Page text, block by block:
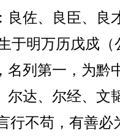
良佐、良臣、良
于明万历戊戍
名列第一，为黔
尔达、尔经、文
不苟，有善必